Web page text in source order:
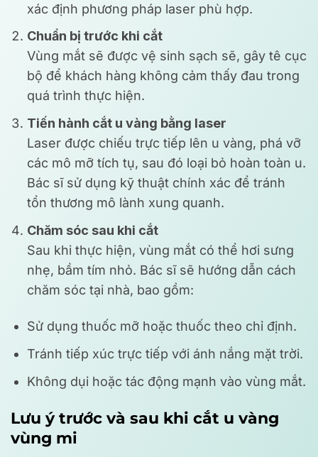
xác định phương pháp laser phù hợp.
Chuẩn bị trước khi cắt
Vùng mắt sẽ được vệ sinh sạch sẽ, gây tê cục
bộ để khách hàng không cảm thấy đau trong
quá trình thực hiện.
Tiến hành cắt u vàng bằng laser
Laser được chiếu trực tiếp lên u vàng, phá vỡ
các mô mỡ tích tụ, sau đó loại bỏ hoàn toàn u.
Bác sĩ sử dụng kỹ thuật chính xác để tránh
tổn thương mô lành xung quanh.
Chăm sóc sau khi cắt
Sau khi thực hiện, vùng mắt có thể hơi sưng
nhẹ, bầm tím nhỏ. Bác sĩ sẽ hướng dẫn cách
chăm sóc tại nhà, bao gồm:
Sử dụng thuốc mỡ hoặc thuốc theo chỉ định.
Tránh tiếp xúc trực tiếp với ánh nắng mặt trời.
Không dụi hoặc tác động mạnh vào vùng mắt.
Lưu ý trước và sau khi cắt u vàng
vùng mi